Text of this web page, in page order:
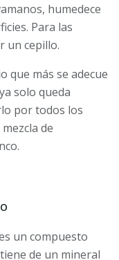
humedece
Para las
un cepillo.
que más se adecue
solo queda
por todos los
de
un compuesto
de un mineral